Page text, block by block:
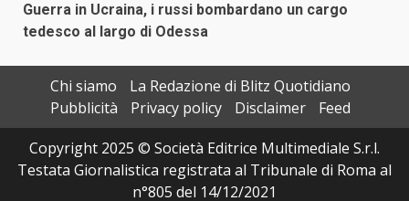
Guerra in Ucraina, i russi bombardano un cargo
tedesco al largo di Odessa
Chi siamo
La Redazione di Blitz Quotidiano
Pubblicità
Privacy policy Disclaimer
Feed
Copyright 2025 © Società Editrice Multimediale S.r.l.
Testata Giornalistica registrata al Tribunale di Roma al
n°805 del 14/12/2021